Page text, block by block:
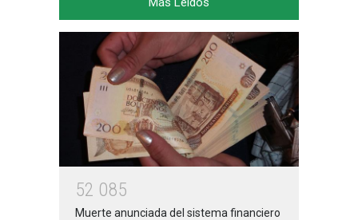
52 085
Muerte anunciada del sistema financiero